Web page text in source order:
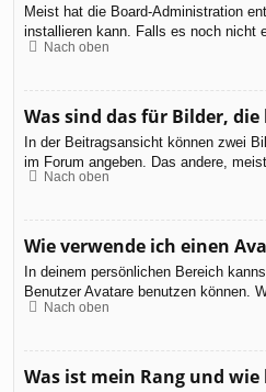
Meist hat die Board-Administration
installieren kann. Falls es noch nicht
Nach oben
Was sind das für Bilder,
In der Beitragsansicht können zwei
im Forum angeben. Das andere,
Nach oben
Wie verwende ich einen
In deinem persönlichen Bereich
Benutzer Avatare benutzen können.
Nach oben
Was ist mein Rang und